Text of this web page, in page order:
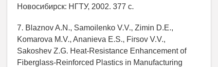
Новосибирск: НГТУ, 2002. 377 с.
7. Blaznov A.N., Samoilenko V.V., Zimin D.E.,
Komarova M.V., Ananieva E.S., Firsov V.V.,
Sakoshev Z.G. Heat-Resistance Enhancement of
Fiberglass-Reinforced Plastics in Manufacturing